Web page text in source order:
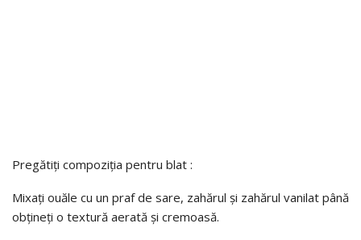
Pregătiți compoziția pentru blat :
Mixați ouăle cu un praf de sare, zahărul și zahărul vanilat până
obțineți o textură aerată și cremoasă.